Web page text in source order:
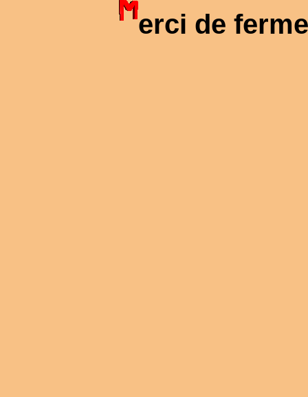
erci de